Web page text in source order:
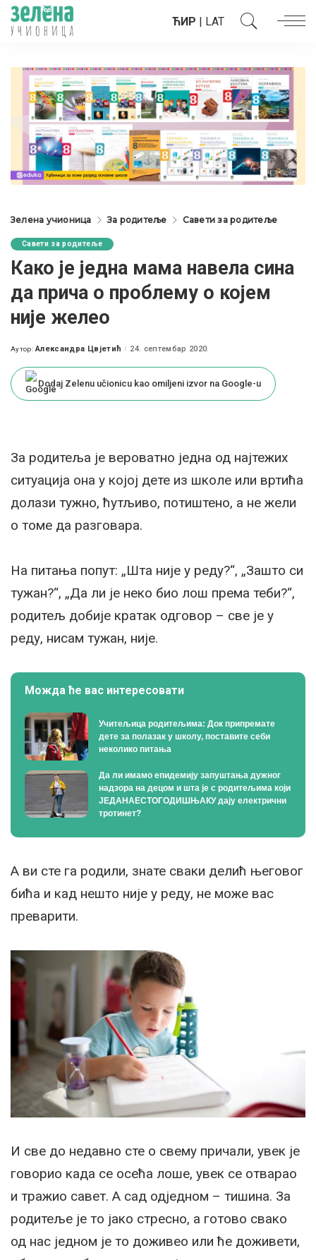
ЋИР | LAT
Зелена учионица За родитеље Савети за родитеље
Савети за родитеље
Како је једна мама навела сина
да прича о проблему о којем
није желео
Posted
Аутор: Александра Цвјетић 24. септембар 2020.
Dodaj Zelenu učionicu kao omiljeni izvor na Google-u
За родитеља је вероватно једна од најтежих
ситуација она у којој дете из школе или вртића
долази тужно, ћутљиво, потиштено, а не жели
о томе да разговара.
На питања попут: „Шта није у реду?“, „Зашто си
тужан?“, „Да ли је неко био лош према теби?“,
родитељ добије кратак одговор – све је у
реду, нисам тужан, није.
Можда ће вас интересовати
Учитељица родитељима: Док припремате
дете за полазак у школу, поставите себи
неколико питања
Да ли имамо епидемију запуштања дужног
надзора на децом и шта је с родитељима који
ЈЕДАНАЕСТОГОДИШЊАКУ дају електрични
тротинет?
А ви сте га родили, знате сваки делић његовог
бића и кад нешто није у реду, не може вас
преварити.
И све до недавно сте о свему причали, увек је
говорио када се осећа лоше, увек се отварао
и тражио савет. А сад одједном – тишина. За
родитеље је то јако стресно, а готово свако
од нас једном је то доживео или ће доживети,